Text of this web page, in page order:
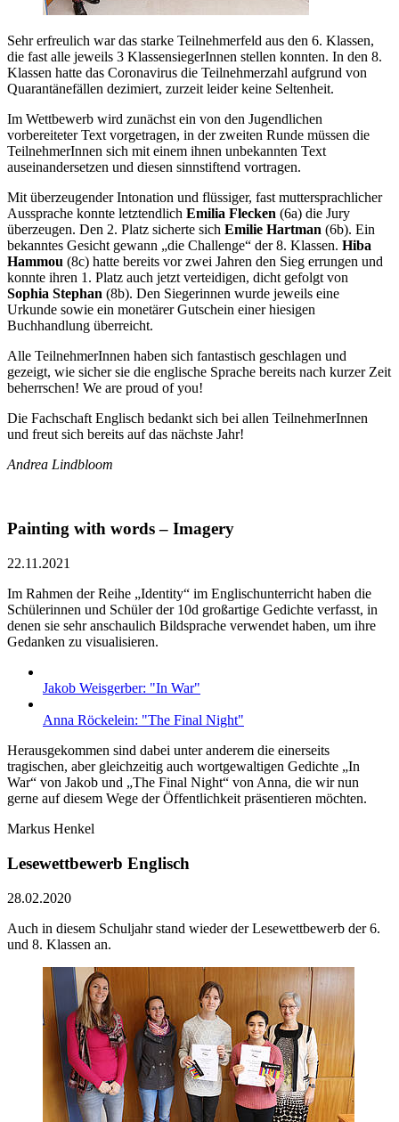
Sehr erfreulich war das starke Teilnehmerfeld aus den 6. Klassen,
die fast alle jeweils 3 KlassensiegerInnen stellen konnten. In den 8.
Klassen hatte das Coronavirus die Teilnehmerzahl aufgrund von
Quarantänefällen dezimiert, zurzeit leider keine Seltenheit.
Im Wettbewerb wird zunächst ein von den Jugendlichen
vorbereiteter Text vorgetragen, in der zweiten Runde müssen die
TeilnehmerInnen sich mit einem ihnen unbekannten Text
auseinandersetzen und diesen sinnstiftend vortragen.
Mit überzeugender Intonation und flüssiger, fast muttersprachlicher
Aussprache konnte letztendlich Emilia Flecken (6a) die Jury
überzeugen. Den 2. Platz sicherte sich Emilie Hartman (6b). Ein
bekanntes Gesicht gewann „die Challenge“ der 8. Klassen. Hiba
Hammou (8c) hatte bereits vor zwei Jahren den Sieg errungen und
konnte ihren 1. Platz auch jetzt verteidigen, dicht gefolgt von
Sophia Stephan (8b). Den Siegerinnen wurde jeweils eine
Urkunde sowie ein monetärer Gutschein einer hiesigen
Buchhandlung überreicht.
Alle TeilnehmerInnen haben sich fantastisch geschlagen und
gezeigt, wie sicher sie die englische Sprache bereits nach kurzer Zeit
beherrschen! We are proud of you!
Die Fachschaft Englisch bedankt sich bei allen TeilnehmerInnen
und freut sich bereits auf das nächste Jahr!
Andrea Lindbloom
Painting with words – Imagery
22.11.2021
Im Rahmen der Reihe „Identity“ im Englischunterricht haben die
Schülerinnen und Schüler der 10d großartige Gedichte verfasst, in
denen sie sehr anschaulich Bildsprache verwendet haben, um ihre
Gedanken zu visualisieren.
Jakob Weisgerber: "In War"
Anna Röckelein: "The Final Night"
Herausgekommen sind dabei unter anderem die einerseits
tragischen, aber gleichzeitig auch wortgewaltigen Gedichte „In
War“ von Jakob und „The Final Night“ von Anna, die wir nun
gerne auf diesem Wege der Öffentlichkeit präsentieren möchten.
Markus Henkel
Lesewettbewerb Englisch
28.02.2020
Auch in diesem Schuljahr stand wieder der Lesewettbewerb der 6.
und 8. Klassen an.